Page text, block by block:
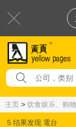
主页 > 饮食娱乐、购
5 结果发现 電台